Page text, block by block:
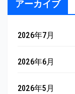
アーカイブ
2026年7月
2026年6月
2026年5月